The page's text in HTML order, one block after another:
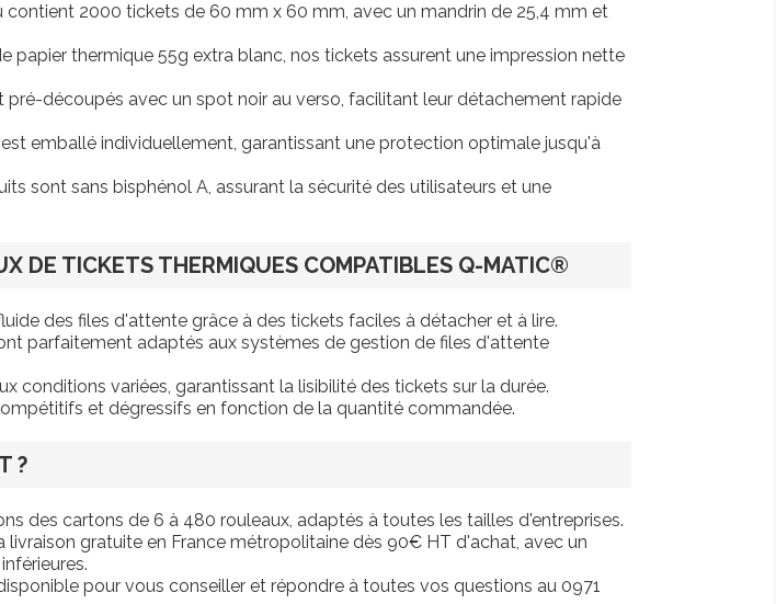
contient 2000 tickets de 60 mm x 60 mm, avec un mandrin de 25,4 mm et
papier thermique 55g extra blanc, nos tickets assurent une impression nette
pré-découpés avec un spot noir au verso, facilitant leur détachement rapide
emballé individuellement, garantissant une protection optimale jusqu'à
sont sans bisphénol A, assurant la sécurité des utilisateurs et une
DE TICKETS THERMIQUES COMPATIBLES Q-MATIC®
des files d'attente grâce à des tickets faciles à détacher et à lire.
parfaitement adaptés aux systèmes de gestion de files d'attente
conditions variées, garantissant la lisibilité des tickets sur la durée.
et dégressifs en fonction de la quantité commandée.
?
des cartons de 6 à 480 rouleaux, adaptés à toutes les tailles d'entreprises.
livraison gratuite en France métropolitaine dès 90€ HT d'achat, avec un
pour vous conseiller et répondre à toutes vos questions au 0971